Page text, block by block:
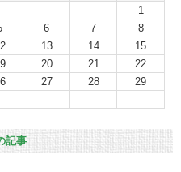
1
6 7
8
13 14
15
20 21
22
27 28
29
記事